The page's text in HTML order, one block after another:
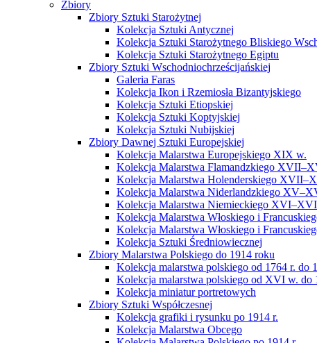
Zbiory
Zbiory Sztuki Starożytnej
Kolekcja Sztuki Antycznej
Kolekcja Sztuki Starożytnego Bliskiego
Kolekcja Sztuki Starożytnego Egiptu
Zbiory Sztuki Wschodniochrześcijańskiej
Galeria Faras
Kolekcja Ikon i Rzemiosła Bizantyjskiego
Kolekcja Sztuki Etiopskiej
Kolekcja Sztuki Koptyjskiej
Kolekcja Sztuki Nubijskiej
Zbiory Dawnej Sztuki Europejskiej
Kolekcja Malarstwa Europejskiego XIX w.
Kolekcja Malarstwa Flamandzkiego
Kolekcja Malarstwa Holenderskiego
Kolekcja Malarstwa Niderlandzkiego
Kolekcja Malarstwa Niemieckiego
Kolekcja Malarstwa Włoskiego i
Kolekcja Malarstwa Włoskiego i
Kolekcja Sztuki Średniowiecznej
Zbiory Malarstwa Polskiego do 1914 roku
Kolekcja malarstwa polskiego od 1764 r. do
Kolekcja malarstwa polskiego od XVI w. do
Kolekcja miniatur portretowych
Zbiory Sztuki Współczesnej
Kolekcja grafiki i rysunku po 1914 r.
Kolekcja Malarstwa Obcego